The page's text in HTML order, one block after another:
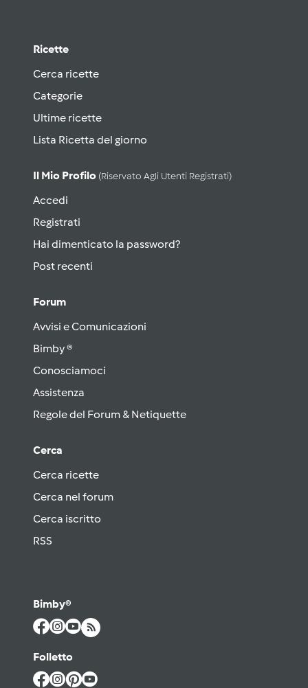
Ricette
Cerca ricette
Categorie
Ultime ricette
Lista Ricetta del giorno
Il Mio Profilo (riservato Agli Utenti Registrati)
Accedi
Registrati
Hai dimenticato la password?
Post recenti
Forum
Avvisi e Comunicazioni
Bimby ®
Conosciamoci
Assistenza
Regole del Forum & Netiquette
Cerca
Cerca ricette
Cerca nel forum
Cerca iscritto
RSS
Bimby®
Folletto